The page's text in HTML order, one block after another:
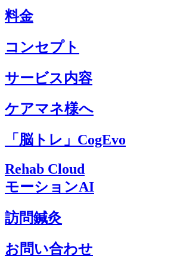
料金
コンセプト
サービス内容
ケアマネ様へ
「脳トレ」CogEvo
Rehab Cloud
モーションAI
訪問鍼灸
お問い合わせ